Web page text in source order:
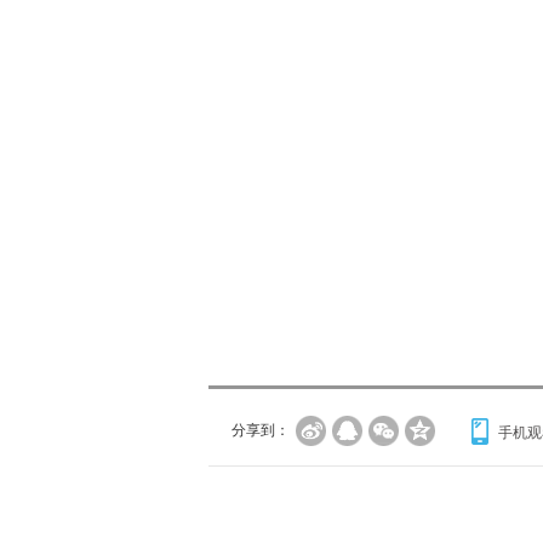
分享到： 手机